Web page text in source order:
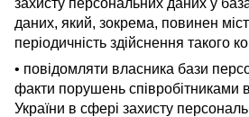
захисту персональних даних у
даних, який, зокрема, повинен
періодичність здійснення такого
• повідомляти власника бази
факти порушень співробітниками
України в сфері захисту